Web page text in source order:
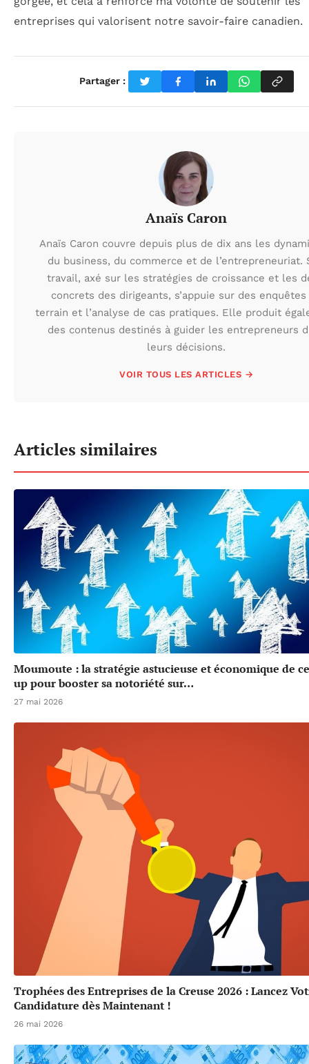
entreprises qui valorisent notre savoir-faire canadien.
Partager :
Anaïs Caron
Anaïs Caron couvre depuis plus de dix ans les
du business, du commerce et de l’entrepreneuriat.
travail, axé sur les stratégies de croissance et les
concrets des dirigeants, s’appuie sur des enquêtes
terrain et l’analyse de cas pratiques. Elle produit
des contenus destinés à guider les entrepreneurs
leurs décisions.
VOIR TOUS LES ARTICLES →
Articles similaires
Moumoute : la stratégie astucieuse et économique de
up pour booster sa notoriété sur…
27 mai 2026
Trophées des Entreprises de la Creuse 2026 : Lancez
Candidature dès Maintenant !
26 mai 2026